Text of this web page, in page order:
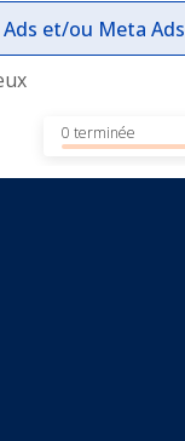
et/ou Meta Ads
0 terminée